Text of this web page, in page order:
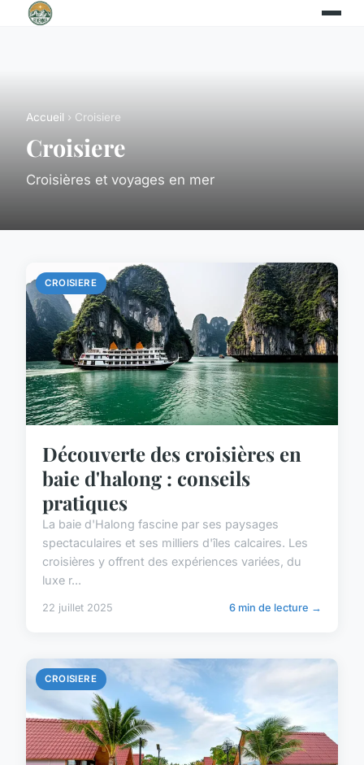
Accueil › Croisiere
Croisiere
Croisières et voyages en mer
CROISIERE
Découverte des croisières en
baie d'halong : conseils
pratiques
La baie d'Halong fascine par ses paysages
spectaculaires et ses milliers d'îles calcaires. Les
croisières y offrent des expériences variées, du
luxe r...
22 juillet 2025 6 min de lecture →
CROISIERE